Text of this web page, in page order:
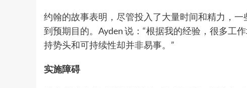
约翰的故事表明，尽管投入了大量时间和精力，
到预期目的。Ayden 说：“根据我的经验，很多工
持势头和可持续性却并非易事。”
实施障碍